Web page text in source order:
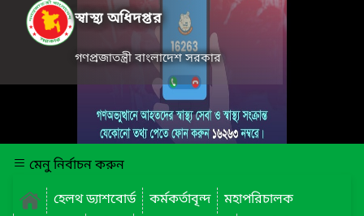
স্বাস্থ্য অধিদপ্তর
গণপ্রজাতন্ত্রী বাংলাদেশ সরকার
মেনু নির্বাচন করুন
হেলথ ড্যাশবোর্ড
কর্মকর্তাবৃন্দ
মহাপরিচালক